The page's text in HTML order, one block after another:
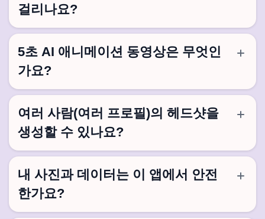
걸리나요?
5초 AI 애니메이션 동영상은 무엇인
가요?
여러 사람(여러 프로필)의 헤드샷을
생성할 수 있나요?
내 사진과 데이터는 이 앱에서 안전
한가요?